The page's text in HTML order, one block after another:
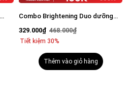
Combo Brightening Duo dưỡng
mặt 100g & Serum Vital 30ml
329.000₫ 468.000₫
Tiết kiệm 30%
Thêm vào giỏ hàng